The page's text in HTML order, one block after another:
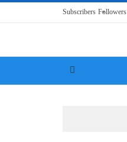
Followers
Subscribers